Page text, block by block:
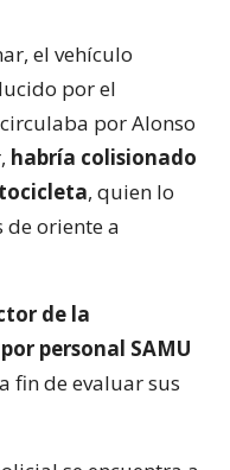
el vehículo
por el
por Alonso
habría colisionado
, quien lo
de oriente a
de la
personal SAMU
fin de evaluar sus